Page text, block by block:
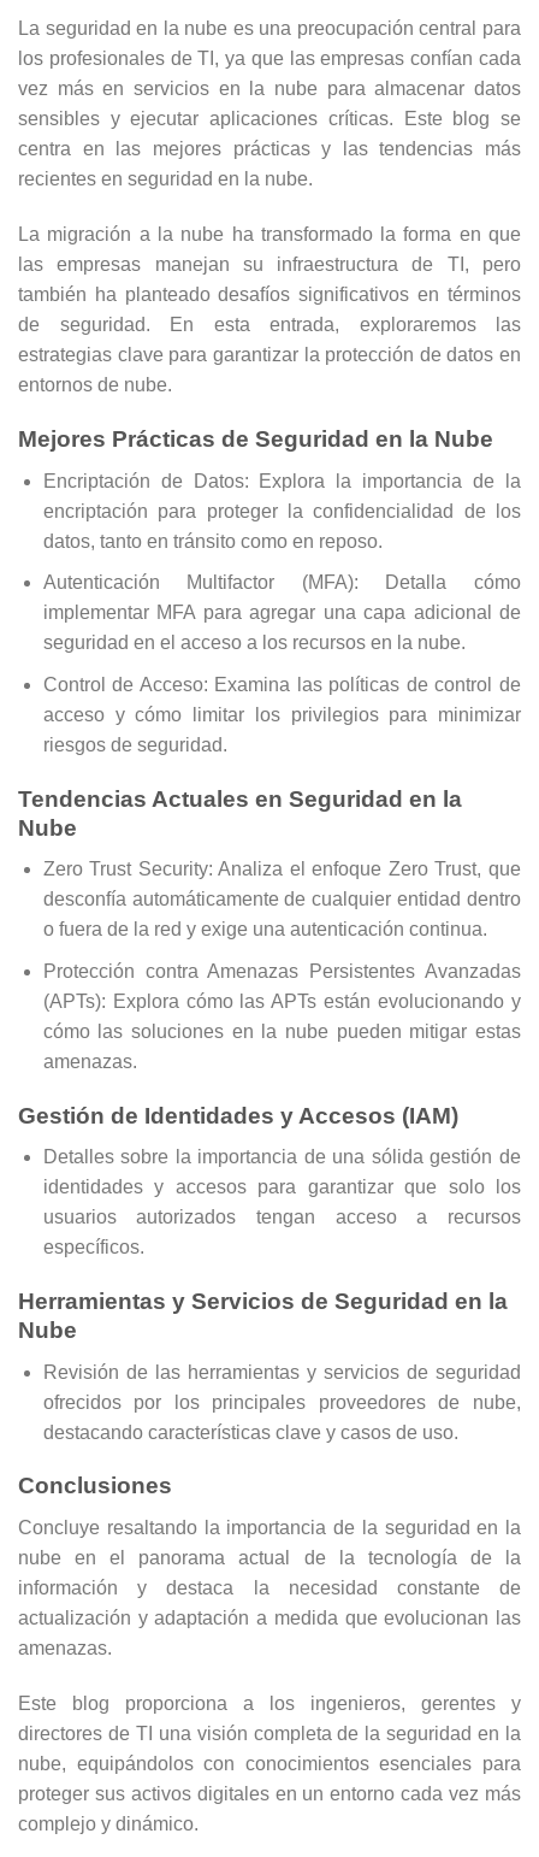
La seguridad en la nube es una preocupación central para
los profesionales de TI, ya que las empresas confían cada
vez más en servicios en la nube para almacenar datos
sensibles y ejecutar aplicaciones críticas. Este blog se
centra en las mejores prácticas y las tendencias más
recientes en seguridad en la nube.
La migración a la nube ha transformado la forma en que
las empresas manejan su infraestructura de TI, pero
también ha planteado desafíos significativos en términos
de seguridad. En esta entrada, exploraremos las
estrategias clave para garantizar la protección de datos en
entornos de nube.
Mejores Prácticas de Seguridad en la Nube
Encriptación de Datos: Explora la importancia de la
encriptación para proteger la confidencialidad de los
datos, tanto en tránsito como en reposo.
Autenticación Multifactor (MFA): Detalla cómo
implementar MFA para agregar una capa adicional de
seguridad en el acceso a los recursos en la nube.
Control de Acceso: Examina las políticas de control de
acceso y cómo limitar los privilegios para minimizar
riesgos de seguridad.
Tendencias Actuales en Seguridad en la
Nube
Zero Trust Security: Analiza el enfoque Zero Trust, que
desconfía automáticamente de cualquier entidad dentro
o fuera de la red y exige una autenticación continua.
Protección contra Amenazas Persistentes Avanzadas
(APTs): Explora cómo las APTs están evolucionando y
cómo las soluciones en la nube pueden mitigar estas
amenazas.
Gestión de Identidades y Accesos (IAM)
Detalles sobre la importancia de una sólida gestión de
identidades y accesos para garantizar que solo los
usuarios autorizados tengan acceso a recursos
específicos.
Herramientas y Servicios de Seguridad en la
Nube
Revisión de las herramientas y servicios de seguridad
ofrecidos por los principales proveedores de nube,
destacando características clave y casos de uso.
Conclusiones
Concluye resaltando la importancia de la seguridad en la
nube en el panorama actual de la tecnología de la
información y destaca la necesidad constante de
actualización y adaptación a medida que evolucionan las
amenazas.
Este blog proporciona a los ingenieros, gerentes y
directores de TI una visión completa de la seguridad en la
nube, equipándolos con conocimientos esenciales para
proteger sus activos digitales en un entorno cada vez más
complejo y dinámico.